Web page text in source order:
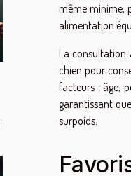
même minime,
alimentation
La consultation
chien pour
facteurs : âge,
garantissant
surpoids.